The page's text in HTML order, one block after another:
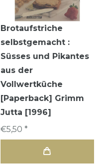
Brotaufstriche
selbstgemacht :
Süsses und Pikantes
aus der
Vollwertküche
[Paperback] Grimm
Jutta [1996]
€5,50 *